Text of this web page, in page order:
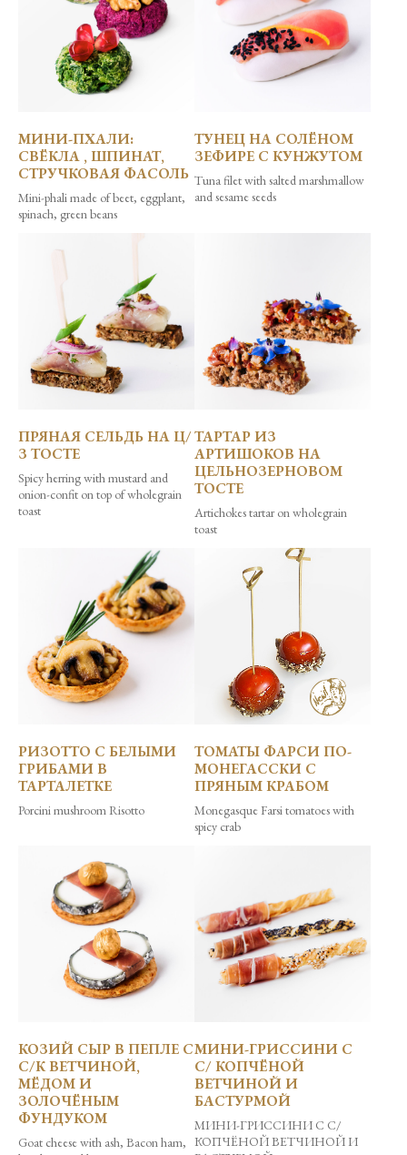
МИНИ-ПХАЛИ:
СВЁКЛА , ШПИНАТ,
СТРУЧКОВАЯ ФАСОЛЬ
Mini-phali made of beet, eggplant,
spinach, green beans
ТУНЕЦ НА СОЛЁНОМ
ЗЕФИРЕ С КУНЖУТОМ
Tuna filet with salted marshmallow
and sesame seeds
ПРЯНАЯ СЕЛЬДЬ НА Ц/
З ТОСТЕ
Spicy herring with mustard and
onion-confit on top of wholegrain
toast
ТАРТАР ИЗ
АРТИШОКОВ НА
ЦЕЛЬНОЗЕРНОВОМ
ТОСТЕ
Artichokes tartar on wholegrain
toast
РИЗОТТО С БЕЛЫМИ
ГРИБАМИ В
ТАРТАЛЕТКЕ
Porcini mushroom Risotto
ТОМАТЫ ФАРСИ ПО-
МОНЕГАССКИ С
ПРЯНЫМ КРАБОМ
Monegasque Farsi tomatoes with
spicy crab
КОЗИЙ СЫР В ПЕПЛЕ С
С/К ВЕТЧИНОЙ,
МЁДОМ И
ЗОЛОЧЁНЫМ
ФУНДУКОМ
Goat cheese with ash, Bacon ham,
МИНИ-ГРИССИНИ С
С/ КОПЧЁНОЙ
ВЕТЧИНОЙ И
БАСТУРМОЙ
МИНИ-ГРИССИНИ С С/
КОПЧЁНОЙ ВЕТЧИНОЙ И